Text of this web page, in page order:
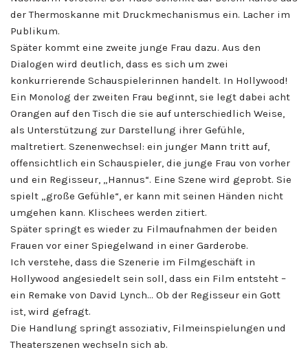
der Thermoskanne mit Druckmechanismus ein. Lacher im
Publikum.
Später kommt eine zweite junge Frau dazu. Aus den
Dialogen wird deutlich, dass es sich um zwei
konkurrierende Schauspielerinnen handelt. In Hollywood!
Ein Monolog der zweiten Frau beginnt, sie legt dabei acht
Orangen auf den Tisch die sie auf unterschiedlich Weise,
als Unterstützung zur Darstellung ihrer Gefühle,
maltretiert. Szenenwechsel: ein junger Mann tritt auf,
offensichtlich ein Schauspieler, die junge Frau von vorher
und ein Regisseur, „Hannus“. Eine Szene wird geprobt. Sie
spielt „große Gefühle“, er kann mit seinen Händen nicht
umgehen kann. Klischees werden zitiert.
Später springt es wieder zu Filmaufnahmen der beiden
Frauen vor einer Spiegelwand in einer Garderobe.
Ich verstehe, dass die Szenerie im Filmgeschäft in
Hollywood angesiedelt sein soll, dass ein Film entsteht –
ein Remake von David Lynch… Ob der Regisseur ein Gott
ist, wird gefragt.
Die Handlung springt assoziativ, Filmeinspielungen und
Theaterszenen wechseln sich ab.